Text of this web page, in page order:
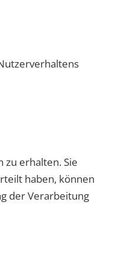
erhalten. Sie
haben, können
der Verarbeitung